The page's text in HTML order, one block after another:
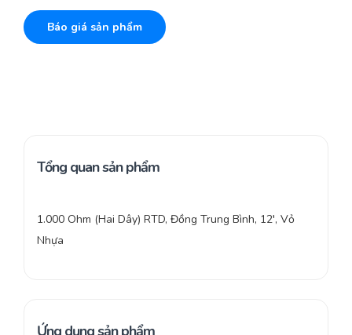
Báo giá sản phẩm
Tổng quan sản phẩm
1.000 Ohm (Hai Dây) RTD, Đồng Trung Bình, 12′, Vỏ
Nhựa
Ứng dụng sản phẩm